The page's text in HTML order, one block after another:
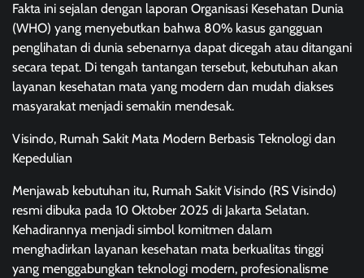
Fakta ini sejalan dengan laporan Organisasi Kesehatan Dunia
(WHO) yang menyebutkan bahwa 80% kasus gangguan
penglihatan di dunia sebenarnya dapat dicegah atau ditangani
secara tepat. Di tengah tantangan tersebut, kebutuhan akan
layanan kesehatan mata yang modern dan mudah diakses
masyarakat menjadi semakin mendesak.
Visindo, Rumah Sakit Mata Modern Berbasis Teknologi dan
Kepedulian
Menjawab kebutuhan itu, Rumah Sakit Visindo (RS Visindo)
resmi dibuka pada 10 Oktober 2025 di Jakarta Selatan.
Kehadirannya menjadi simbol komitmen dalam
menghadirkan layanan kesehatan mata berkualitas tinggi
yang menggabungkan teknologi modern, profesionalisme